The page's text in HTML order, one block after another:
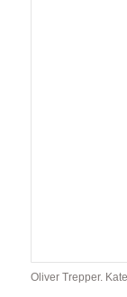
Oliver Trepper.